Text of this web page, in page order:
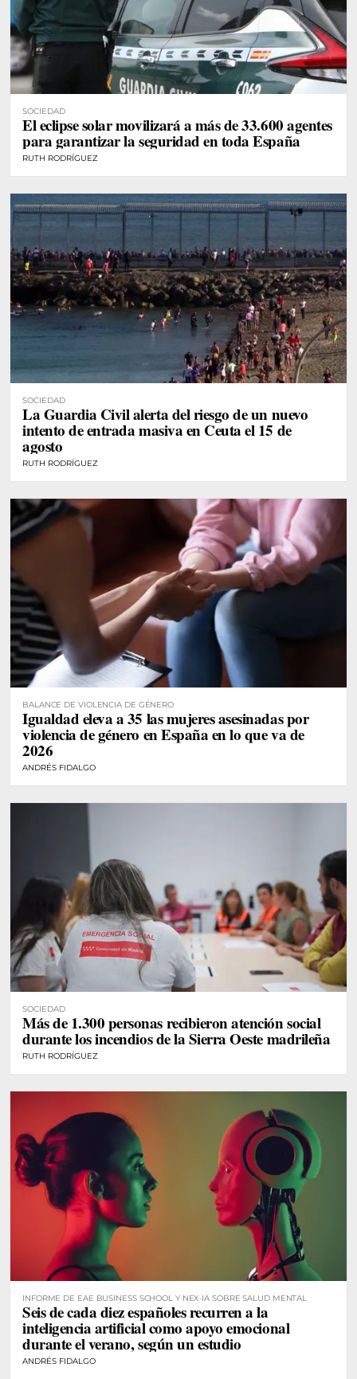
SOCIEDAD
El eclipse solar movilizará a más de 33.600 agentes
para garantizar la seguridad en toda España
RUTH RODRÍGUEZ
SOCIEDAD
La Guardia Civil alerta del riesgo de un nuevo
intento de entrada masiva en Ceuta el 15 de
agosto
RUTH RODRÍGUEZ
BALANCE DE VIOLENCIA DE GÉNERO
Igualdad eleva a 35 las mujeres asesinadas por
violencia de género en España en lo que va de
2026
ANDRÉS FIDALGO
SOCIEDAD
Más de 1.300 personas recibieron atención social
durante los incendios de la Sierra Oeste madrileña
RUTH RODRÍGUEZ
INFORME DE EAE BUSINESS SCHOOL Y NEX·IA SOBRE SALUD MENTAL
Seis de cada diez españoles recurren a la
inteligencia artificial como apoyo emocional
durante el verano, según un estudio
ANDRÉS FIDALGO